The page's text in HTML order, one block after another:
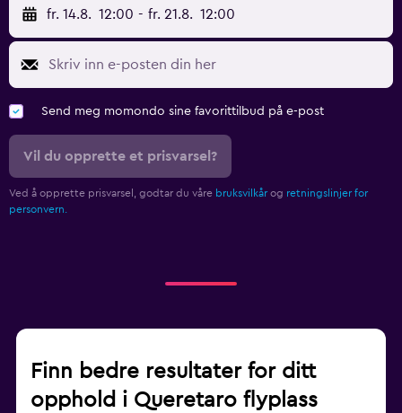
fr. 14.8. 12:00 - fr. 21.8. 12:00
Send meg momondo sine favorittilbud på e-post
Vil du opprette et prisvarsel?
Ved å opprette prisvarsel, godtar du våre bruksvilkår og retningslinjer for
personvern.
Finn bedre resultater for ditt
opphold i Queretaro flyplass